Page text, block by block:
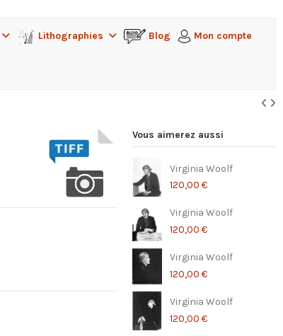
Lithographies Blog Mon compte
Vous aimerez aussi
Virginia Woolf
120,00 €
Virginia Woolf
120,00 €
Virginia Woolf
120,00 €
Virginia Woolf
120,00 €